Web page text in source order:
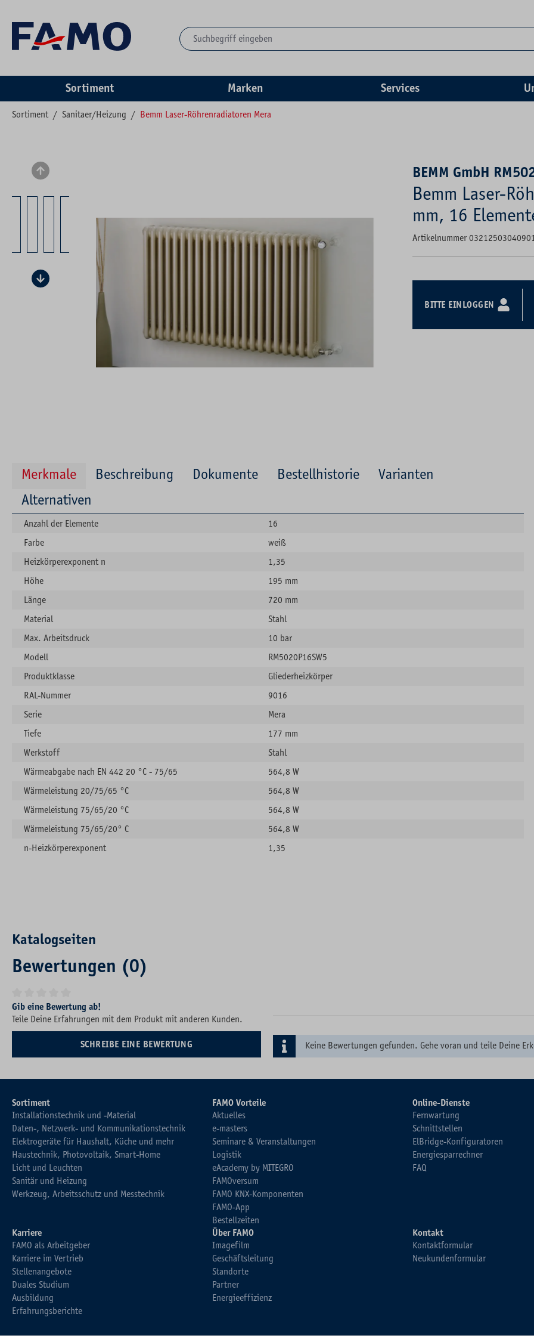
Sortiment Marken Services
Sortiment / Sanitaer/Heizung / Bemm Laser-Röhrenradiatoren Mera
Bildergalerie überspringen BEMM GmbH
Bemm Laser-
mm, 16
Artikelnummer
BITTE EINLOGGEN
Merkmale Beschreibung Dokumente Bestellhistorie
Varianten
Alternativen
Anzahl der Elemente
16
Farbe
weiß
Heizkörperexponent n
1,35
Höhe
195 mm
Länge
720 mm
Material
Stahl
Max. Arbeitsdruck
10 bar
Modell
RM5020P16SW5
Produktklasse
Gliederheizkörper
RAL-Nummer
9016
Serie
Mera
Tiefe
177 mm
Werkstoff
Stahl
Wärmeabgabe nach EN 442 20 °C - 75/65
564,8 W
Wärmeleistung 20/75/65 °C
564,8 W
Wärmeleistung 75/65/20 °C
564,8 W
Wärmeleistung 75/65/20° C
564,8 W
n-Heizkörperexponent
1,35
Katalogseiten
Bewertungen (0)
Durchschnittliche Bewertung von 0 von 5 Sternen
Gib eine Bewertung ab!
Teile Deine Erfahrungen mit dem Produkt mit anderen Kunden.
SCHREIBE EINE BEWERTUNG Keine Bewertungen gefunden. Gehe voran und teile Deine
Sortiment
Installationstechnik und -Material
Daten-, Netzwerk- und Kommunikationstechnik
Elektrogeräte für Haushalt, Küche und mehr
Haustechnik, Photovoltaik, Smart-Home
Licht und Leuchten
Sanitär und Heizung
Werkzeug, Arbeitsschutz und Messtechnik
FAMO Vorteile
Aktuelles
e-masters
Seminare & Veranstaltungen
Logistik
eAcademy by MITEGRO
FAMOversum
FAMO KNX-Komponenten
FAMO-App
Bestellzeiten
Online-Dienste
Fernwartung
Schnittstellen
ElBridge-Konfiguratoren
Energiesparrechner
FAQ
Karriere
FAMO als Arbeitgeber
Karriere im Vertrieb
Stellenangebote
Duales Studium
Ausbildung
Erfahrungsberichte
Über FAMO
Imagefilm
Geschäftsleitung
Standorte
Partner
Energieeffizienz
Kontakt
Kontaktformular
Neukundenformular